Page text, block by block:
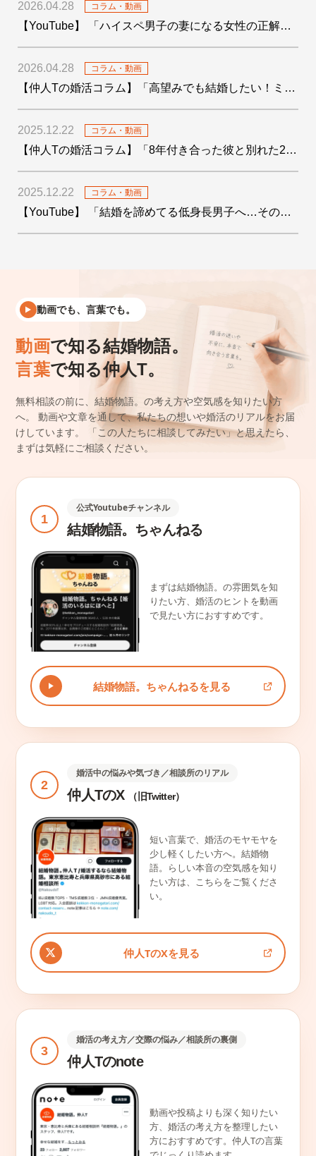
2026.04.28 コラム・動画
【YouTube】 「ハイスペ男子の妻になる女性の正解がわかりました！」を公開しました
2026.04.28 コラム・動画
【仲人Tの婚活コラム】「高望みでも結婚したい！ミドサー男子の婚活〜4つの婚活テクも添えて〜」を公開しました
2025.12.22 コラム・動画
【仲人Tの婚活コラム】「8年付き合った彼と別れた29歳女子の婚活」を公開しました
2025.12.22 コラム・動画
【YouTube】 「結婚を諦めてる低身長男子へ…その絶望をデータで希望に変えます！」を公開しました
動画でも、言葉でも。
動画で知る結婚物語。
言葉で知る仲人T。
無料相談の前に、結婚物語。の考え方や空気感を知りたい方
へ。
動画や文章を通して、私たちの想いや婚活のリアルをお届
けしています。
「この人たちに相談してみたい」と思えたら、
まずは気軽にご相談ください。
1
公式Youtubeチャンネル
結婚物語。ちゃんねる
まずは結婚物語。の雰囲気を知
りたい方、婚活のヒントを動画
で見たい方におすすめです。
結婚物語。ちゃんねるを見る
2
婚活中の悩みや気づき／相談所のリアル
仲人TのX （旧Twitter）
短い言葉で、婚活のモヤモヤを
少し軽くしたい方へ。結婚物
語。らしい本音の空気感を知り
たい方は、こちらをご覧くださ
い。
仲人TのXを見る
3
婚活の考え方／交際の悩み／相談所の裏側
仲人Tのnote
動画や投稿よりも深く知りたい
方、婚活の考え方を整理したい
方におすすめです。仲人Tの言葉